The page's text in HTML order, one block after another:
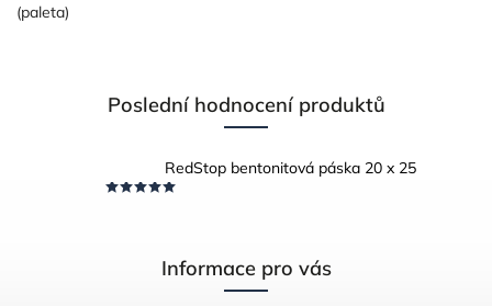
(paleta)
Poslední hodnocení produktů
RedStop bentonitová páska 20 x 25
Informace pro vás